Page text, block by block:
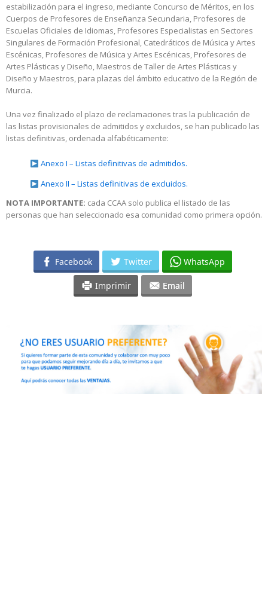
estabilización para el ingreso, mediante Concurso de Méritos, en los
Cuerpos de Profesores de Enseñanza Secundaria, Profesores de
Escuelas Oficiales de Idiomas, Profesores Especialistas en Sectores
Singulares de Formación Profesional, Catedráticos de Música y Artes
Escénicas, Profesores de Música y Artes Escénicas, Profesores de
Artes Plásticas y Diseño, Maestros de Taller de Artes Plásticas y
Diseño y Maestros, para plazas del ámbito educativo de la Región de
Murcia.
Una vez finalizado el plazo de reclamaciones tras la publicación de
las listas provisionales de admitidos y excluidos, se han publicado las
listas definitivas, ordenada alfabéticamente:
Anexo I – Listas definitivas de admitidos.
Anexo II – Listas definitivas de excluidos.
NOTA IMPORTANTE: cada CCAA solo publica el listado de las
personas que han seleccionado esa comunidad como primera opción.
Facebook Twitter WhatsApp
Imprimir Email